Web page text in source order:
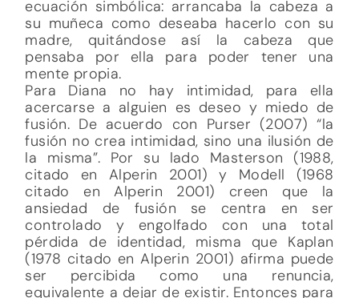
ecuación simbólica: arrancaba la cabeza a
su muñeca como deseaba hacerlo con su
madre, quitándose así la cabeza que
pensaba por ella para poder tener una
mente propia.
Para Diana no hay intimidad, para ella
acercarse a alguien es deseo y miedo de
fusión. De acuerdo con Purser (2007) “la
fusión no crea intimidad, sino una ilusión de
la misma”. Por su lado Masterson (1988,
citado en Alperin 2001) y Modell (1968
citado en Alperin 2001) creen que la
ansiedad de fusión se centra en ser
controlado y engolfado con una total
pérdida de identidad, misma que Kaplan
(1978 citado en Alperin 2001) afirma puede
ser percibida como una renuncia,
equivalente a dejar de existir. Entonces para